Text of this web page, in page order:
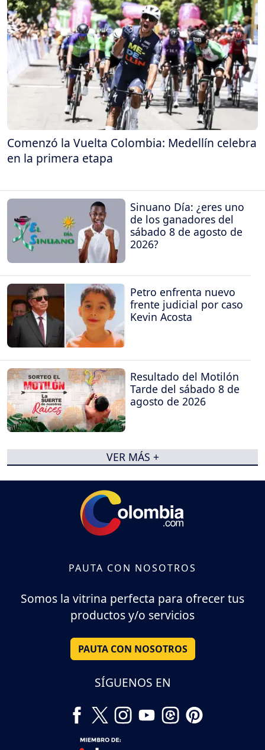
Comenzó la Vuelta Colombia: Medellín celebra
en la primera etapa
Sinuano Día: ¿eres uno
de los ganadores del
sábado 8 de agosto de
2026?
Petro enfrenta nuevo
frente judicial por caso
Kevin Acosta
Resultado del Motilón
Tarde del sábado 8 de
agosto de 2026
VER MÁS +
PAUTA CON NOSOTROS
Somos la vitrina perfecta para ofrecer tus
productos y/o servicios
PAUTA CON NOSOTROS
SÍGUENOS EN